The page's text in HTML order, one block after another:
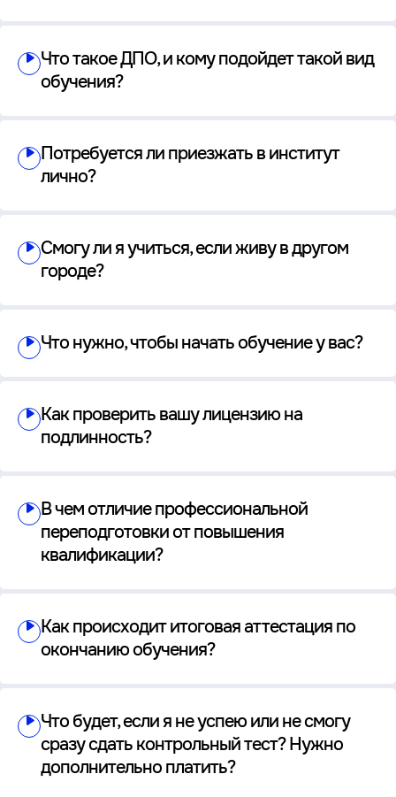
Что такое ДПО, и кому подойдет такой вид
обучения?
Потребуется ли приезжать в институт
лично?
Смогу ли я учиться, если живу в другом
городе?
Что нужно, чтобы начать обучение у вас?
Как проверить вашу лицензию на
подлинность?
В чем отличие профессиональной
переподготовки от повышения
квалификации?
Как происходит итоговая аттестация по
окончанию обучения?
Что будет, если я не успею или не смогу
сразу сдать контрольный тест? Нужно
дополнительно платить?